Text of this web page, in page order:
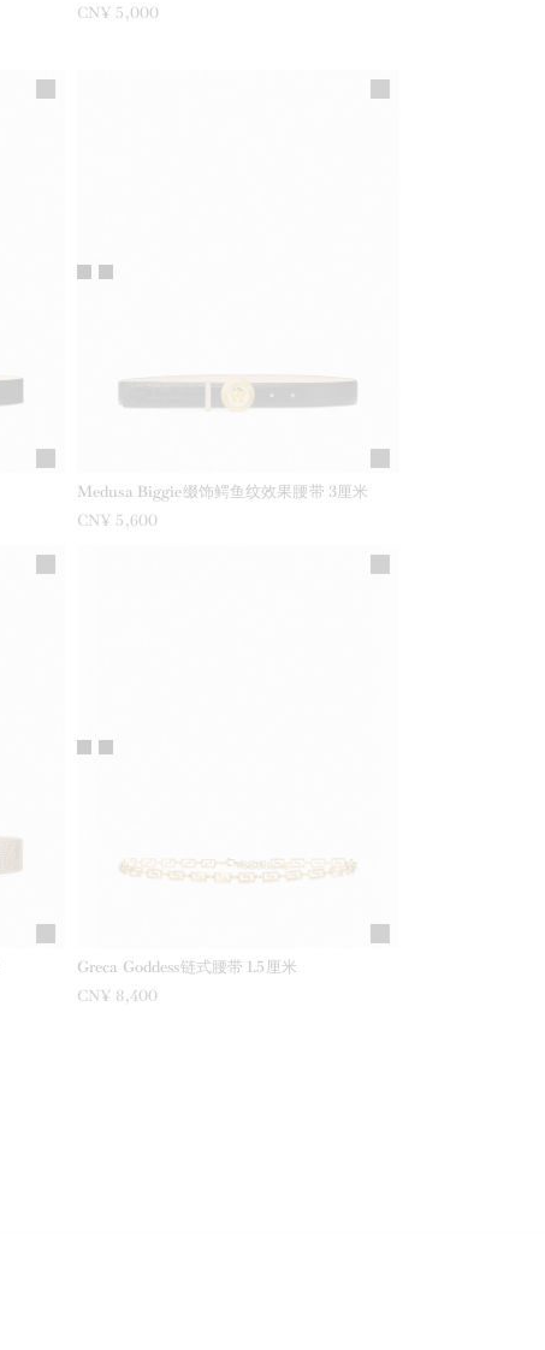
CN¥ 5,000
Medusa Biggie缀饰鳄鱼纹效果腰带 3厘米
CN¥ 5,600
Greca Goddess链式腰带 1.5厘米
CN¥ 8,400